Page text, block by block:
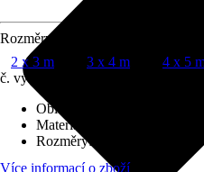
Rozměry
2 x 3 m
3 x 4 m 4 x 5
č. výrobku
Oblast využití
Materiál
HDPE
Rozměry:
Více informací o zboží